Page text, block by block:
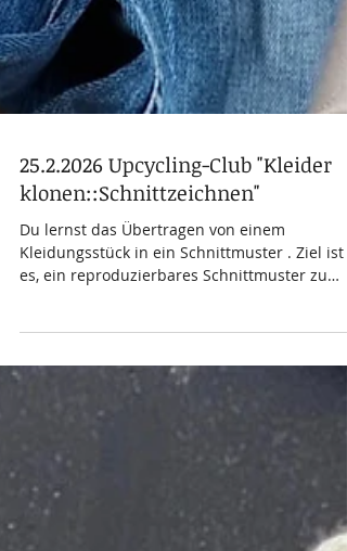
25.2.2026 Upcycling-Club "Kleider
klonen::Schnittzeichnen"